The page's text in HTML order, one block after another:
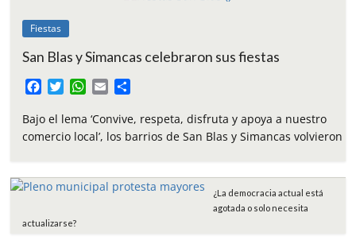
Fiestas
San Blas y Simancas celebraron sus fiestas
c
e
o
i
t
r
W
a
t
p
p
a
i
m
p
t
Bajo el lema ‘Convive, respeta, disfruta y apoya a nuestro
comercio local’, los barrios de San Blas y Simancas volvieron
¿La democracia actual está
agotada o solo necesita
actualizarse?